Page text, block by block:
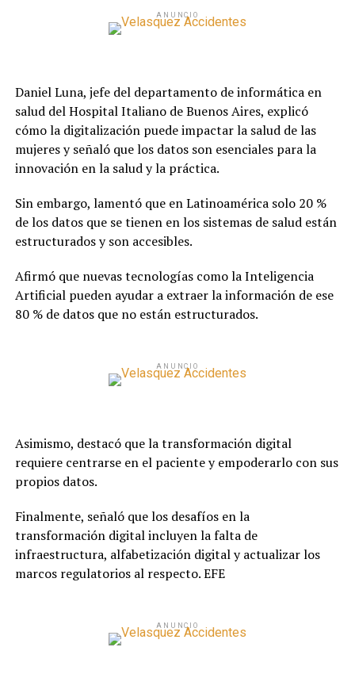
ANUNCIO
Daniel Luna, jefe del departamento de informática en
salud del Hospital Italiano de Buenos Aires, explicó
cómo la digitalización puede impactar la salud de las
mujeres y señaló que los datos son esenciales para la
innovación en la salud y la práctica.
Sin embargo, lamentó que en Latinoamérica solo 20 %
de los datos que se tienen en los sistemas de salud están
estructurados y son accesibles.
Afirmó que nuevas tecnologías como la Inteligencia
Artificial pueden ayudar a extraer la información de ese
80 % de datos que no están estructurados.
ANUNCIO
Asimismo, destacó que la transformación digital
requiere centrarse en el paciente y empoderarlo con sus
propios datos.
Finalmente, señaló que los desafíos en la
transformación digital incluyen la falta de
infraestructura, alfabetización digital y actualizar los
marcos regulatorios al respecto. EFE
ANUNCIO